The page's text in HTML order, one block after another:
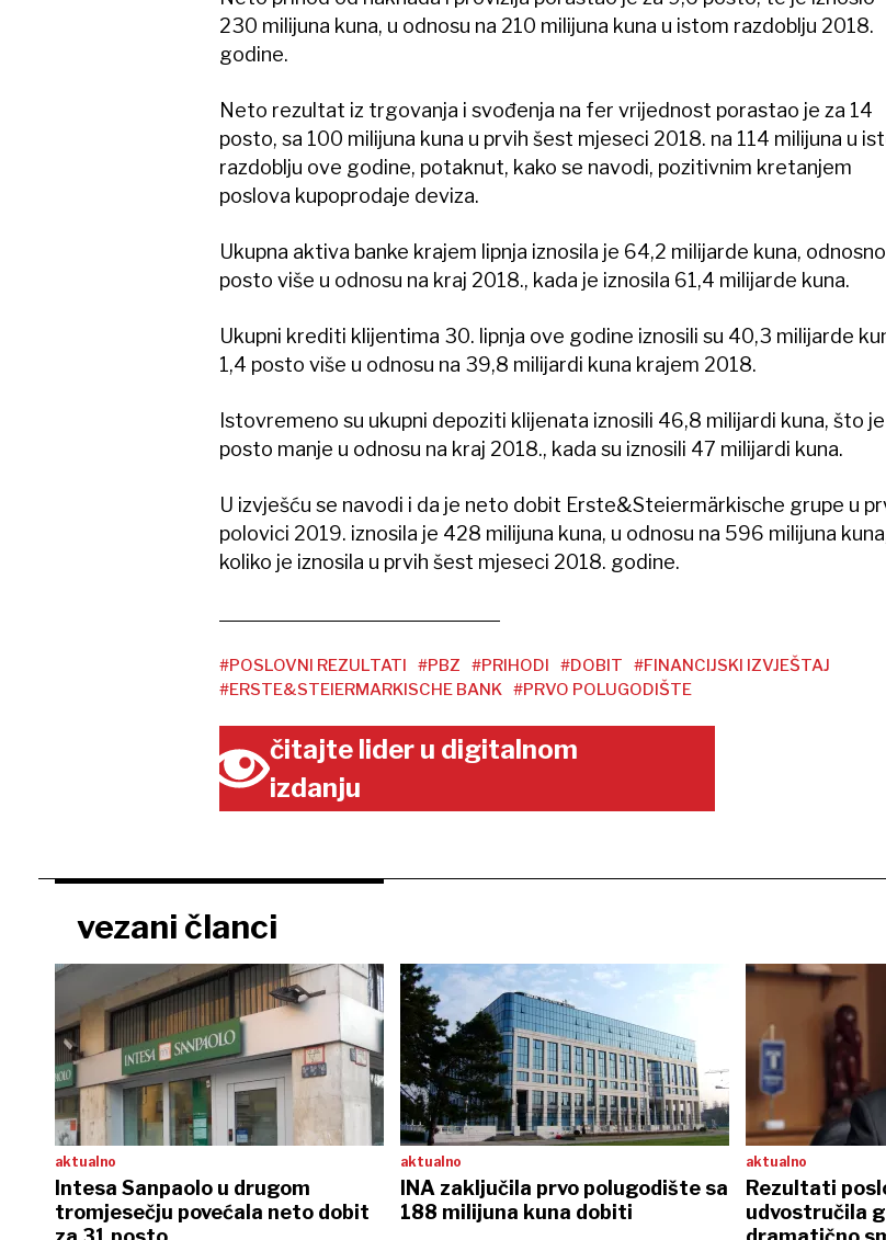
230 milijuna kuna, u odnosu na 210 milijuna kuna u istom razdoblju 2018.
godine.
Neto rezultat iz trgovanja i svođenja na fer vrijednost porastao je za 14
posto, sa 100 milijuna kuna u prvih šest mjeseci 2018. na 114 milijuna u
razdoblju ove godine, potaknut, kako se navodi, pozitivnim kretanjem
poslova kupoprodaje deviza.
Ukupna aktiva banke krajem lipnja iznosila je 64,2 milijarde kuna,
posto više u odnosu na kraj 2018., kada je iznosila 61,4 milijarde kuna.
Ukupni krediti klijentima 30. lipnja ove godine iznosili su 40,3 milijarde
1,4 posto više u odnosu na 39,8 milijardi kuna krajem 2018.
Istovremeno su ukupni depoziti klijenata iznosili 46,8 milijardi kuna, što
posto manje u odnosu na kraj 2018., kada su iznosili 47 milijardi kuna.
U izvješću se navodi i da je neto dobit Erste&Steiermärkische grupe u
polovici 2019. iznosila je 428 milijuna kuna, u odnosu na 596 milijuna
koliko je iznosila u prvih šest mjeseci 2018. godine.
#POSLOVNI REZULTATI #PBZ #PRIHODI #DOBIT
#FINANCIJSKI IZVJEŠTAJ
#ERSTE&STEIERMARKISCHE BANK #PRVO POLUGODIŠTE
čitajte lider u digitalnom
izdanju
vezani članci
aktualno
Intesa Sanpaolo u drugom
tromjesečju povećala neto dobit
aktualno
INA zaključila prvo polugodište sa
188 milijuna kuna dobiti
aktualno
Rezultati
udvostručila